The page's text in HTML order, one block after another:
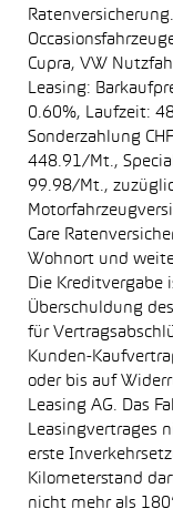
Cupra, VW
Leasing:
0.60%, Laufzeit:
Sonderzahlung
448.91/Mt., Special
99.98/Mt.,
Care
Wohnort und
Die Kreditvergabe
Überschuldung
für
Kunden-
oder bis auf
Leasing AG. Das
Leasingvertrages
erste
Kilometerstand
nicht mehr als